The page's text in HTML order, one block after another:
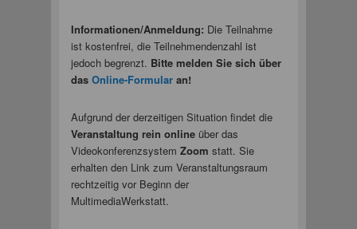
Informationen/Anmeldung: Die Teilnahme
ist kostenfrei, die Teilnehmendenzahl ist
jedoch begrenzt. Bitte melden Sie sich über
das Online-Formularan!
Aufgrund der derzeitigen Situation findet die
Veranstaltung rein onlineüber das
Videokonferenzsystem Zoom statt. Sie
erhalten den Link zum Veranstaltungsraum
rechtzeitig vor Beginn der
MultimediaWerkstatt.